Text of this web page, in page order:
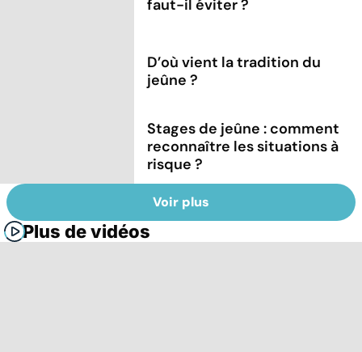
faut-il éviter ?
D’où vient la tradition du
jeûne ?
Stages de jeûne : comment
reconnaître les situations à
risque ?
Voir plus
Plus de vidéos